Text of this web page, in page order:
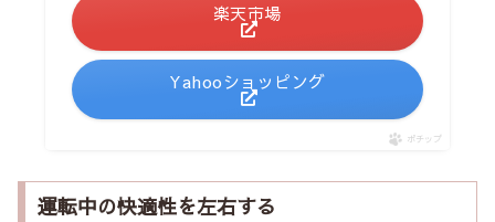
楽天市場
Yahooショッピング
ポチップ
運転中の快適性を左右する